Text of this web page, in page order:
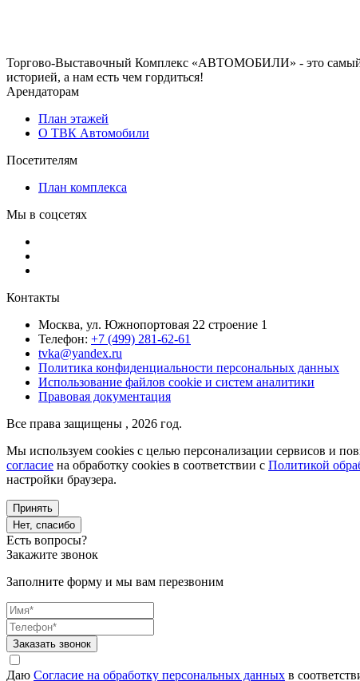
Торгово-Выставочный Комплекс «АВТОМОБИЛИ» - это самый
историей, а нам есть чем гордиться!
Арендаторам
План этажей
О ТВК Автомобили
Посетителям
План комплекса
Мы в соцсетях
Контакты
Москва, ул. Южнопортовая 22 строение 1
Телефон: +7 (499) 281-62-61
tvka@yandex.ru
Политика конфиденциальности персональных данных
Использование файлов cookie и систем аналитики
Правовая документация
Все права защищены , 2026 год.
Мы используем cookies с целью персонализации сервисов и
согласие на обработку cookies в соответствии с Политикой
настройки браузера.
Принять
Нет, спасибо
Есть вопросы?
Закажите звонок
Заполните форму и мы вам перезвоним
Заказать звонок
Даю Согласие на обработку персональных данных в